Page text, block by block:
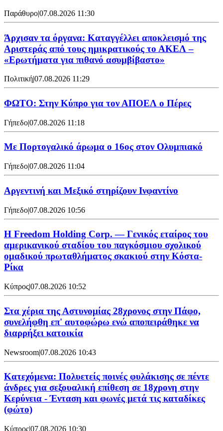
Παράθυρο|07.08.2026 11:30
Άρχισαν τα όργανα: Καταγγέλλει αποκλεισμό της
Αριστεράς από τους ημικρατικούς το ΑΚΕΛ –
«Ερωτήματα για πιθανό ασυμβίβαστο»
Πολιτική|07.08.2026 11:29
ΦΩΤΟ: Στην Κύπρο για τον ΑΠΟΕΛ ο Πέρες
Γήπεδο|07.08.2026 11:18
Με Πορτογαλικό άρωμα ο 16ος στον Ολυμπιακό
Γήπεδο|07.08.2026 11:04
Αργεντινή και Μεξικό στηρίζουν Ινφαντίνο
Γήπεδο|07.08.2026 10:56
Η Freedom Holding Corp. — Γενικός εταίρος του
αμερικανικού σταδίου του παγκόσμιου σχολικού
ομαδικού πρωταθλήματος σκακιού στην Κόστα-
Ρίκα
Κύπρος|07.08.2026 10:52
Στα χέρια της Αστυνομίας 28χρονος στην Πάφο,
συνελήφθη επ' αυτοφώρω ενώ αποπειράθηκε να
διαρρήξει κατοικία
Newsroom|07.08.2026 10:43
Κατεχόμενα: Πολυετείς ποινές φυλάκισης σε πέντε
άνδρες για σεξουαλική επίθεση σε 18χρονη στην
Κερύνεια - Ένταση και φωνές μετά τις καταδίκες
(φώτο)
Κύπρος|07.08.2026 10:30